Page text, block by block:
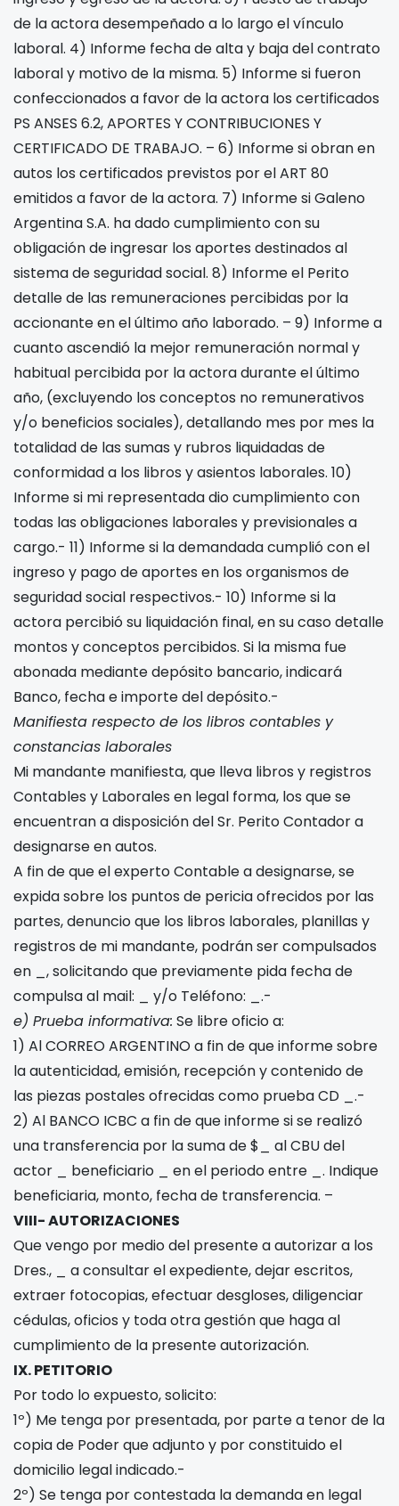
de la actora desempeñado a lo largo el vínculo
laboral. 4) Informe fecha de alta y baja del contrato
laboral y motivo de la misma. 5) Informe si fueron
confeccionados a favor de la actora los certificados
PS ANSES 6.2, APORTES Y CONTRIBUCIONES Y
CERTIFICADO DE TRABAJO. – 6) Informe si obran en
autos los certificados previstos por el ART 80
emitidos a favor de la actora. 7) Informe si Galeno
Argentina S.A. ha dado cumplimiento con su
obligación de ingresar los aportes destinados al
sistema de seguridad social. 8) Informe el Perito
detalle de las remuneraciones percibidas por la
accionante en el último año laborado. – 9) Informe a
cuanto ascendió la mejor remuneración normal y
habitual percibida por la actora durante el último
año, (excluyendo los conceptos no remunerativos
y/o beneficios sociales), detallando mes por mes la
totalidad de las sumas y rubros liquidadas de
conformidad a los libros y asientos laborales. 10)
Informe si mi representada dio cumplimiento con
todas las obligaciones laborales y previsionales a
cargo.- 11) Informe si la demandada cumplió con el
ingreso y pago de aportes en los organismos de
seguridad social respectivos.- 10) Informe si la
actora percibió su liquidación final, en su caso detalle
montos y conceptos percibidos. Si la misma fue
abonada mediante depósito bancario, indicará
Banco, fecha e importe del depósito.-
Manifiesta respecto de los libros contables y
constancias laborales
Mi mandante manifiesta, que lleva libros y registros
Contables y Laborales en legal forma, los que se
encuentran a disposición del Sr. Perito Contador a
designarse en autos.
A fin de que el experto Contable a designarse, se
expida sobre los puntos de pericia ofrecidos por las
partes, denuncio que los libros laborales, planillas y
registros de mi mandante, podrán ser compulsados
en _, solicitando que previamente pida fecha de
compulsa al mail: _ y/o Teléfono: _.-
e) Prueba informativa: Se libre oficio a:
1) Al CORREO ARGENTINO a fin de que informe sobre
la autenticidad, emisión, recepción y contenido de
las piezas postales ofrecidas como prueba CD _.-
2) Al BANCO ICBC a fin de que informe si se realizó
una transferencia por la suma de $_ al CBU del
actor _ beneficiario _ en el periodo entre _. Indique
beneficiaria, monto, fecha de transferencia. –
VIII- AUTORIZACIONES
Que vengo por medio del presente a autorizar a los
Dres., _ a consultar el expediente, dejar escritos,
extraer fotocopias, efectuar desgloses, diligenciar
cédulas, oficios y toda otra gestión que haga al
cumplimiento de la presente autorización.
IX. PETITORIO
Por todo lo expuesto, solicito:
1º) Me tenga por presentada, por parte a tenor de la
copia de Poder que adjunto y por constituido el
domicilio legal indicado.-
2º) Se tenga por contestada la demanda en legal